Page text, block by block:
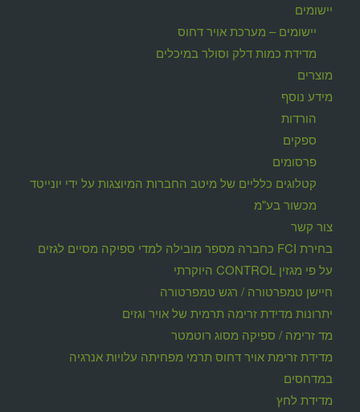
יישומים
יישומים – מערכת אויר דחוס
מדידת כמות דלק וסולר במיכלים
מוצרים
מידע נוסף
הורדות
ספקים
פרסומים
קטלוגים כלליים של מיטב החברות המיוצגות על ידי יונייטד
מכשור בע"מ
צור קשר
בחירת FCI כחברה מספר מובילה למדי ספיקה מסיים לגזים
על פי מגזין CONTROL היוקרתי
חיישן טמפרטורה / רגש טמפרטורה
יתרונות מדידת זרימה תרמית של אויר וגזים
מד זרימה / ספיקה מסוג רוטמטר
מדידת זרימת אויר דחוס תרמי מפחיתה עלויות אנרגיה
במדחסים
מדידת לחץ